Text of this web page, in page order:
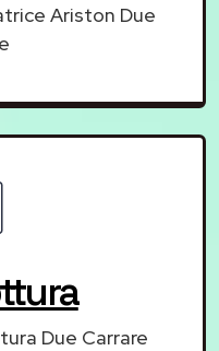
Ariston Due
Due Carrare